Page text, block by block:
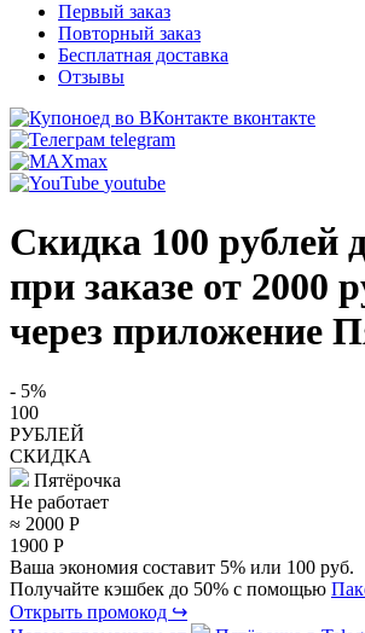
Первый заказ
Повторный заказ
Бесплатная доставка
Отзывы
вконтакте
telegram
max
youtube
Скидка 100 рублей
при заказе от 2000
через приложение
- 5%
100
РУБЛЕЙ
СКИДКА
Пятёрочка
Не работает
≈ 2000 Р
1900 Р
Ваша экономия составит 5% или 100 руб.
Получайте кэшбек до 50% с помощью
Открыть промокод ↪